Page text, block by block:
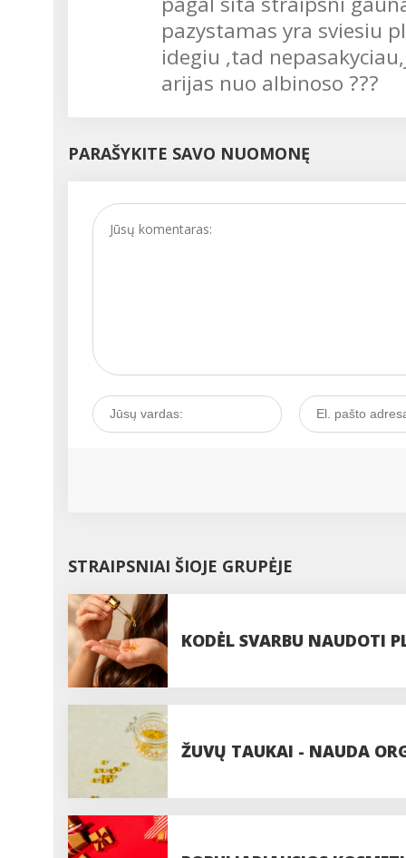
pazystamas yra sviesiu
idegiu ,tad
arijas nuo albinoso ???
PARAŠYKITE SAVO NUOMONĘ
STRAIPSNIAI ŠIOJE GRUPĖJE
KODĖL SVARBU NAUDOTI
ŽUVŲ TAUKAI - NAUDA